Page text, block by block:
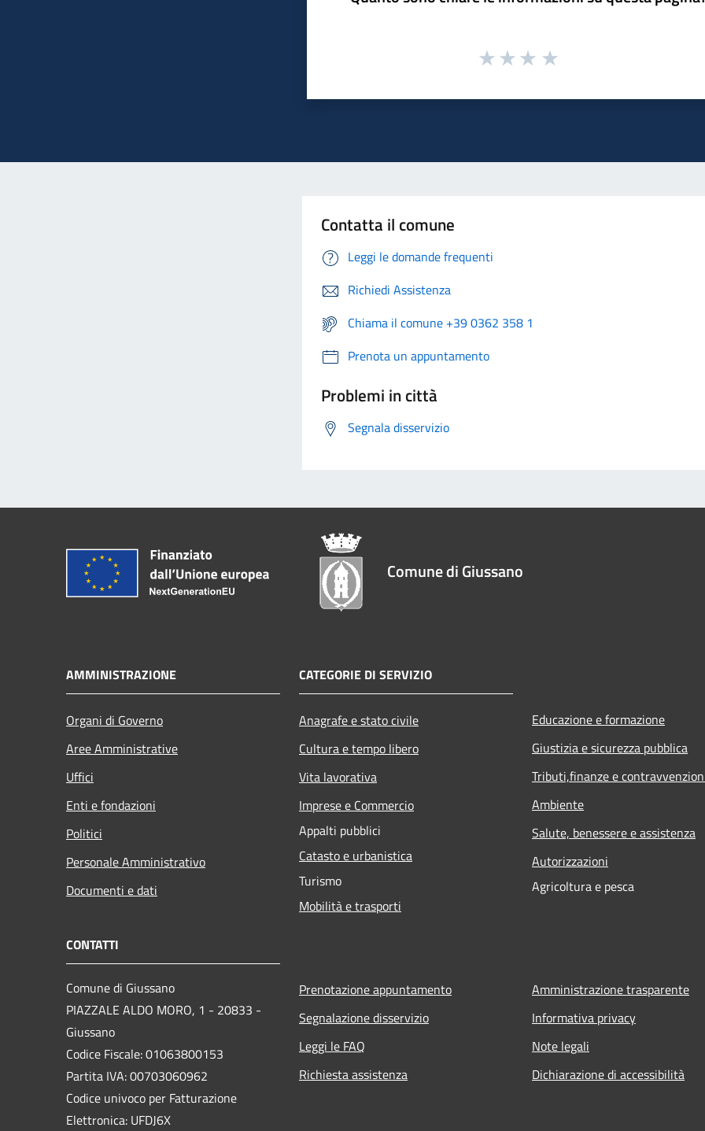
Contatta il comune
Leggi le domande frequenti
Richiedi Assistenza
Chiama il comune +39 0362 358 1
Prenota un appuntamento
Problemi in città
Segnala disservizio
Comune di Giussano
AMMINISTRAZIONE
Organi di Governo
Aree Amministrative
Uffici
Enti e fondazioni
Politici
Personale Amministrativo
Documenti e dati
CATEGORIE DI SERVIZIO
Anagrafe e stato civile
Cultura e tempo libero
Vita lavorativa
Imprese e Commercio
Appalti pubblici
Catasto e urbanistica
Turismo
Mobilità e trasporti
Educazione e formazione
Giustizia e sicurezza pubblica
Tributi,finanze e
Ambiente
Salute, benessere e assistenza
Autorizzazioni
Agricoltura e pesca
CONTATTI
Comune di Giussano
PIAZZALE ALDO MORO, 1 - 20833 -
Giussano
Codice Fiscale: 01063800153
Partita IVA: 00703060962
Codice univoco per Fatturazione
Elettronica: UFDJ6X
Prenotazione appuntamento
Segnalazione disservizio
Leggi le FAQ
Richiesta assistenza
Amministrazione trasparente
Informativa privacy
Note legali
Dichiarazione di accessibilità